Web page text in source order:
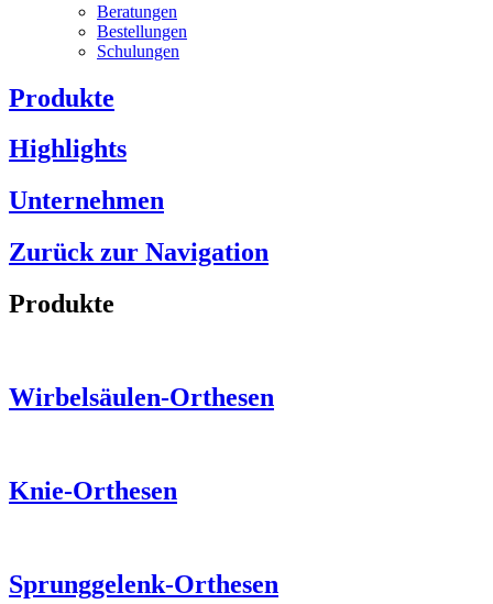
Beratungen
Bestellungen
Schulungen
Produkte
Highlights
Unternehmen
Zurück zur Navigation
Produkte
Wirbelsäulen-Orthesen
Knie-Orthesen
Sprunggelenk-Orthesen